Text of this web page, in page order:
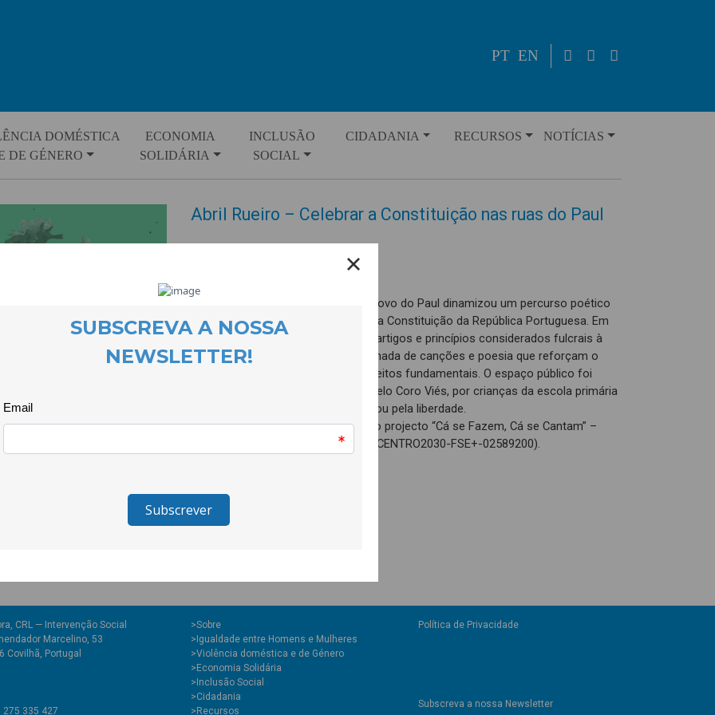
PT EN
DOMÉSTICA
DE GÉNERO
ECONOMIA
SOLIDÁRIA
INCLUSÃO
SOCIAL
CIDADANIA RECURSOS NOTÍCIAS
Abril Rueiro – Celebrar a Constituição nas ruas do Paul
Na noite de 24 de Abril, a Casa do Povo do Paul dinamizou um percurso poético
cantado para celebrar os 50 anos da Constituição da República Portuguesa. Em
cada local de paragem, a leitura de artigos e princípios considerados fulcrais à
democracia na região foi acompanhada de canções e poesia que reforçam o
poder da comunidade e os seus direitos fundamentais. O espaço público foi
ocupado pelas Adufeiras do Paul, pelo Coro Viés, por crianças da escola primária
local e por muita gente que caminhou pela liberdade.
O Coro Viés é apoiado no âmbito do projecto “Cá se Fazem, Cá se Cantam” –
Centro 2030, Inclusão pela Cultura (CENTRO2030-FSE+-02589200).
CRL — Intervenção Social
Marcelino, 53
Covilhã, Portugal
335 427
>Sobre
>Igualdade entre Homens e Mulheres
>Violência doméstica e de Género
>Economia Solidária
>Inclusão Social
>Cidadania
>Recursos
Política de Privacidade
Subscreva a nossa Newsletter